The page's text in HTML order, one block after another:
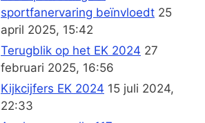
sportfanervaring beïnvloedt 25
april 2025, 15:42
Terugblik op het EK 2024 27
februari 2025, 16:56
Kijkcijfers EK 2024 15 juli 2024,
22:33